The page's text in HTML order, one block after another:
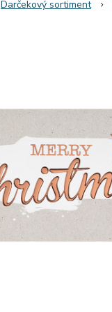
Darčekový sortiment